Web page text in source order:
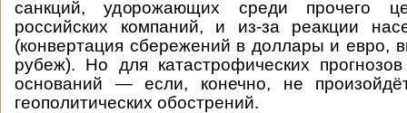
санкций, удорожающих среди прочего
российских компаний, и из-за реакции
(конвертация сбережений в доллары и евро,
рубеж). Но для катастрофических
оснований — если, конечно, не
геополитических обострений.